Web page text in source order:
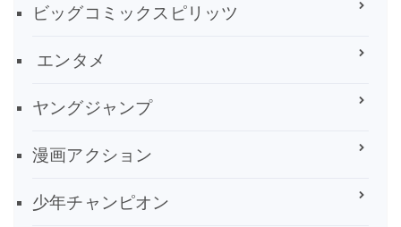
ビッグコミックスピリッツ
エンタメ
ヤングジャンプ
漫画アクション
少年チャンピオン